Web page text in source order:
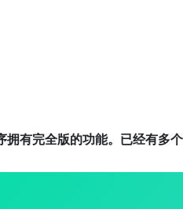
有完全版的功能。已经有多